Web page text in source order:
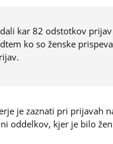
kar 82 odstotkov
ko so ženske
je zaznati pri prijavah
oddelkov, kjer je bilo